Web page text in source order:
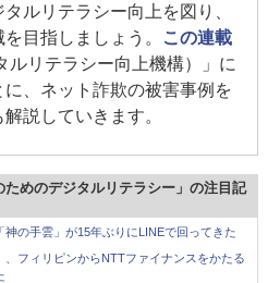
ルリテラシー向上を図り、
目指しましょう。
この連載
ルリテラシー向上機構）」に
、ネット詐欺の被害事例を
説していきます。
ためのデジタルリテラシー」の注目記
の手雲」が15年ぶりにLINEで回ってきた
、フィリピンからNTTファイナンスをかたる